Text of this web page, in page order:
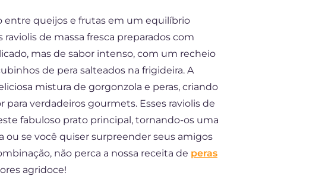
entre queijos e frutas em um equilíbrio
de massa fresca preparados com
mas de sabor intenso, com um recheio
de pera salteados na frigideira. A
mistura de gorgonzola e peras, criando
verdadeiros gourmets. Esses raviolis de
fabuloso prato principal, tornando-os uma
ou se você quiser surpreender seus amigos
não perca a nossa receita de peras
agridoce!